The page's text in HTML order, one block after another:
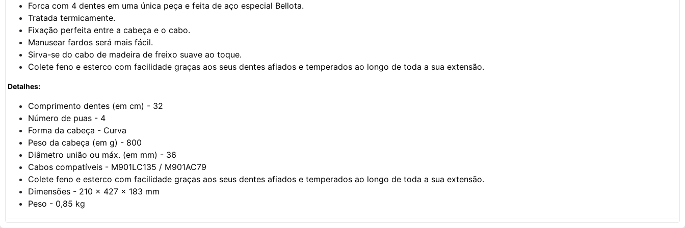
Forca com 4 dentes em uma única peça e feita de aço especial Bellota.
Tratada termicamente.
Fixação perfeita entre a cabeça e o cabo.
Manusear fardos será mais fácil.
Sirva-se do cabo de madeira de freixo suave ao toque.
Colete feno e esterco com facilidade graças aos seus dentes afiados e temperados ao longo de toda a sua extensão.
Detalhes:
Comprimento dentes (em cm) - 32
Número de puas - 4
Forma da cabeça - Curva
Peso da cabeça (em g) - 800
Diâmetro união ou máx. (em mm) - 36
Cabos compatíveis - M901LC135 / M901AC79
Colete feno e esterco com facilidade graças aos seus dentes afiados e temperados ao longo de toda a sua extensão.
Dimensões - 210 x 427 x 183 mm
Peso - 0,85 kg